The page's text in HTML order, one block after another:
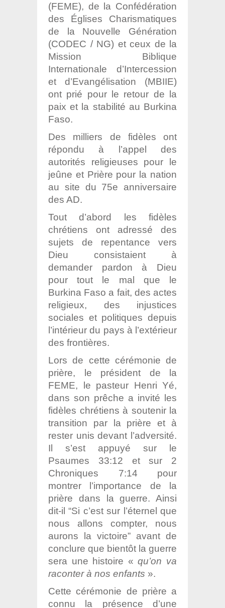
(FEME), de la Confédération
des Églises Charismatiques
de la Nouvelle Génération
(CODEC / NG) et ceux de la
Mission Biblique
Internationale d’Intercession
et d’Evangélisation (MBIIE)
ont prié pour le retour de la
paix et la stabilité au Burkina
Faso.
Des milliers de fidèles ont
répondu à l’appel des
autorités religieuses pour le
jeûne et Prière pour la nation
au site du 75e anniversaire
des AD.
Tout d’abord les fidèles
chrétiens ont adressé des
sujets de repentance vers
Dieu consistaient à
demander pardon à Dieu
pour tout le mal que le
Burkina Faso a fait, des actes
religieux, des injustices
sociales et politiques depuis
l’intérieur du pays à l’extérieur
des frontières.
Lors de cette cérémonie de
prière, le président de la
FEME, le pasteur Henri Yé,
dans son prêche a invité les
fidèles chrétiens à soutenir la
transition par la prière et à
rester unis devant l’adversité.
Il s’est appuyé sur le
Psaumes 33:12 et sur 2
Chroniques 7:14 pour
montrer l’importance de la
prière dans la guerre. Ainsi
dit-il “Si c’est sur l’éternel que
nous allons compter, nous
aurons la victoire” avant de
conclure que bientôt la guerre
sera une histoire «qu’on va
raconter à nos enfants ».
Cette cérémonie de prière a
connu la présence d’une